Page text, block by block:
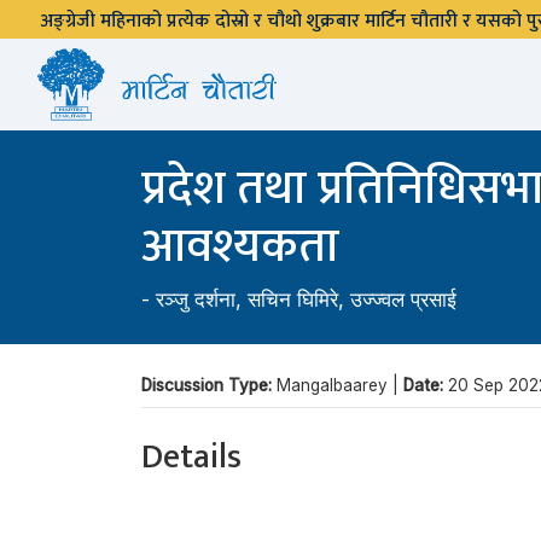
अङ्ग्रेजी महिनाको प्रत्येक दोस्रो र चौथो शुक्रबार मार्टिन चौतारी र
प्रदेश तथा
आवश्यकता
-रञ्जु दर्शना,सचिन घिमिरे,उज्ज्वल प्रसाई
Discussion Type: Mangalbaarey | Date: 20 Sep
Details